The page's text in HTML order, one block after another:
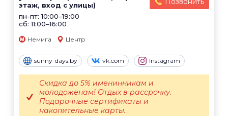
этаж, вход с улицы)
пн-пт: 10:00–19:00
сб: 11:00–16:00
Немига Центр
sunny-days.by vk.com Instagram
Скидка до 5% именинникам и
молодоженам! Отдых в рассрочку.
Подарочные сертификаты и
накопительные карты.